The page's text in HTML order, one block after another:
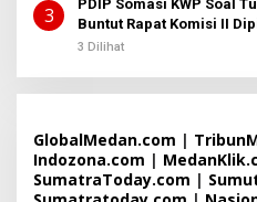
3
PDIP Somasi KWP Soal
Buntut Rapat Komisi II
3 Dilihat
GlobalMedan.com |
Indozona.com |
SumatraToday.com |